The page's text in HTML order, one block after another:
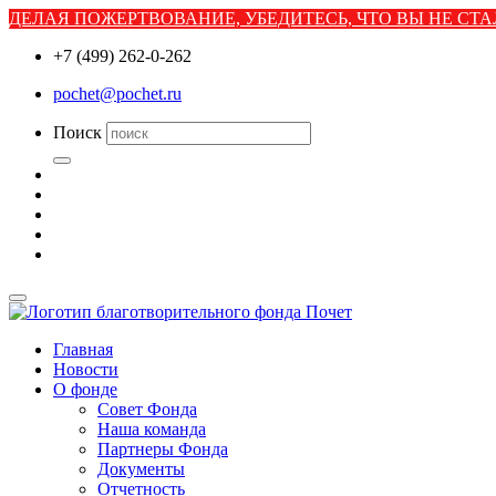
ДЕЛАЯ ПОЖЕРТВОВАНИЕ, УБЕДИТЕСЬ, ЧТО ВЫ НЕ
+7 (499) 262-0-262
pochet@pochet.ru
Поиск
Главная
Новости
О фонде
Совет Фонда
Наша команда
Партнеры Фонда
Документы
Отчетность